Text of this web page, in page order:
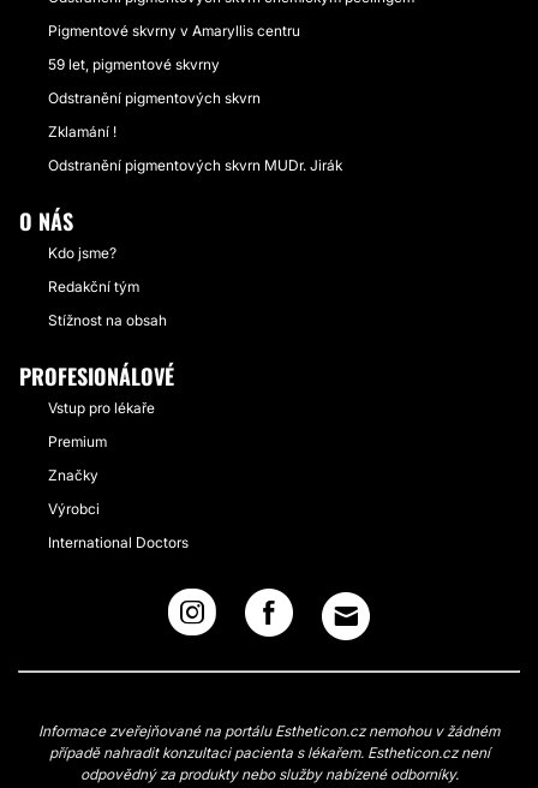
Pigmentové skvrny v Amaryllis centru
59 let, pigmentové skvrny
Odstranění pigmentových skvrn
Zklamání !
Odstranění pigmentových skvrn MUDr. Jirák
O NÁS
Kdo jsme?
Redakční tým
Stížnost na obsah
PROFESIONÁLOVÉ
Vstup pro lékaře
Premium
Značky
Výrobci
International Doctors
Informace zveřejňované na portálu Estheticon.cz nemohou v žádném
případě nahradit konzultaci pacienta s lékařem. Estheticon.cz není
odpovědný za produkty nebo služby nabízené odborníky.